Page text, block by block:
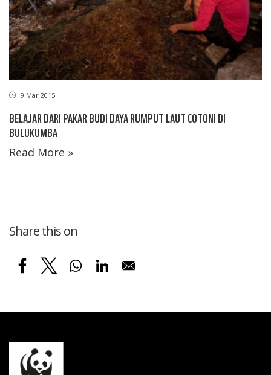
9 Mar 2015
BELAJAR DARI PAKAR BUDI DAYA RUMPUT LAUT COTONI DI
BULUKUMBA
Read More »
Share this on